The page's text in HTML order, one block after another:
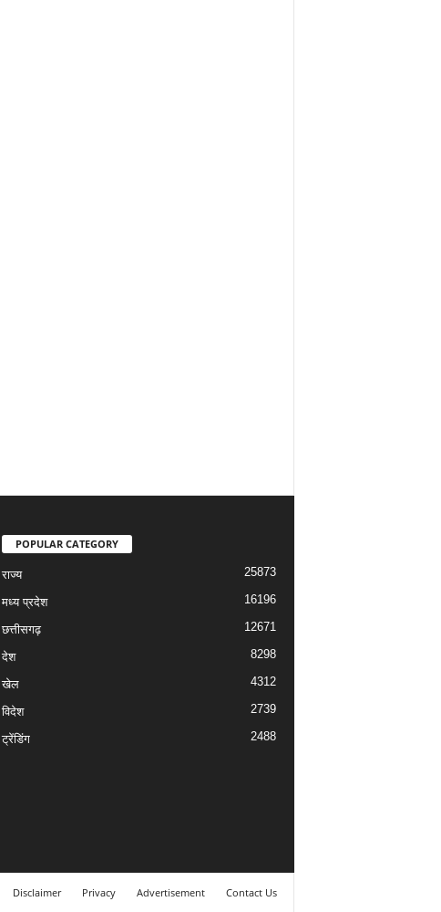
POPULAR CATEGORY
राज्य 25873
मध्य प्रदेश 16196
छत्तीसगढ़ 12671
देश 8298
खेल 4312
विदेश 2739
ट्रेंडिंग 2488
Disclaimer Privacy Advertisement Contact Us